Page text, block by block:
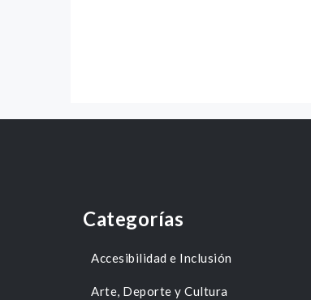
Categorías
Accesibilidad e Inclusión
Arte, Deporte y Cultura